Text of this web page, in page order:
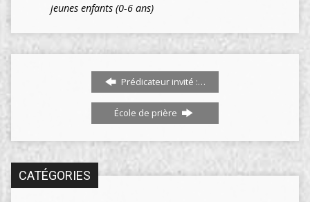
jeunes enfants (0-6 ans)
Prédicateur invité :…
École de prière
CATÉGORIES